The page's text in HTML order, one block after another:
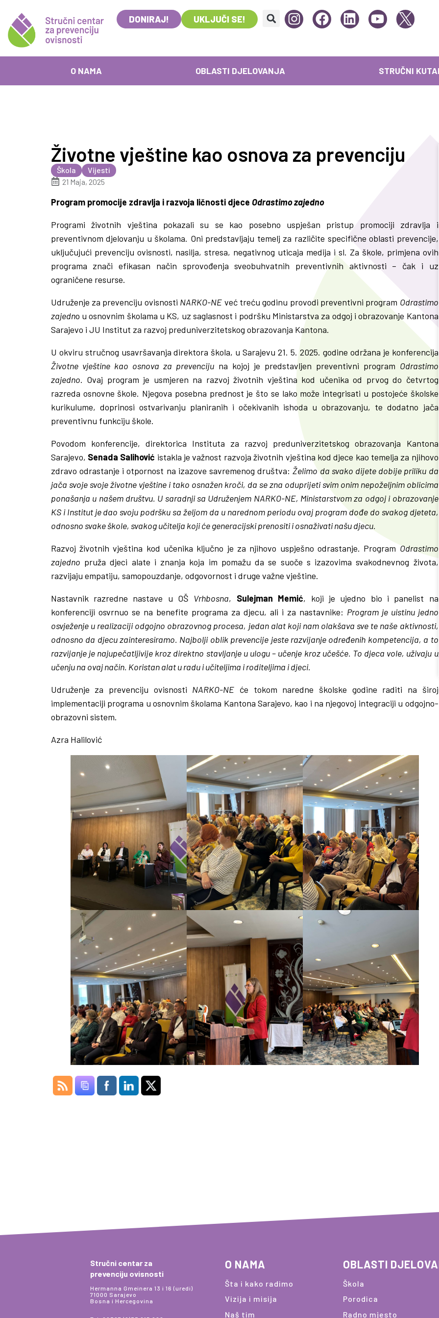
DONIRAJ! UKLJUČI SE!
O NAMA OBLASTI DJELOVANJA STRUČNI
Životne vještine kao osnova za prevenciju
Škola
Vijesti
21 Maja, 2025
Program promocije zdravlja i razvoja ličnosti djece Odrastimo zajedno
Programi životnih vještina pokazali su se kao posebno uspješan pristup promociji zdravlja i
preventivnom djelovanju u školama. Oni predstavljaju temelj za različite specifične oblasti prevencije,
uključujući prevenciju ovisnosti, nasilja, stresa, negativnog uticaja medija i sl. Za škole, primjena ovih
programa znači efikasan način sprovođenja sveobuhvatnih preventivnih aktivnosti – čak i uz
ograničene resurse.
Udruženje za prevenciju ovisnosti NARKO-NE već treću godinu provodi preventivni program Odrastimo
zajedno u osnovnim školama u KS, uz saglasnost i podršku Ministarstva za odgoj i obrazovanje Kantona
Sarajevo i JU Institut za razvoj preduniverzitetskog obrazovanja Kantona.
U okviru stručnog usavršavanja direktora škola, u Sarajevu 21. 5. 2025. godine održana je konferencija
Životne vještine kao osnova za prevencijuna kojoj je predstavljen preventivni program Odrastimo
zajedno. Ovaj program je usmjeren na razvoj životnih vještina kod učenika od prvog do četvrtog
razreda osnovne škole. Njegova posebna prednost je što se lako može integrisati u postojeće školske
kurikulume, doprinosi ostvarivanju planiranih i očekivanih ishoda u obrazovanju, te dodatno jača
preventivnu funkciju škole.
Povodom konferencije, direktorica Instituta za razvoj preduniverzitetskog obrazovanja Kantona
Sarajevo, Senada Salihović istakla je važnost razvoja životnih vještina kod djece kao temelja za njihovo
zdravo odrastanje i otpornost na izazove savremenog društva:Želimo da svako dijete dobije priliku da
jača svoje svoje životne vještine i tako osnažen kroči, da se zna oduprijeti svim onim nepoželjnim oblicima
ponašanja u našem društvu. U saradnji sa Udruženjem NARKO-NE, Ministarstvom za odgoj i obrazovanje
KS i Institut je dao svoju podršku sa željom da u narednom periodu ovaj program dođe do svakog djeteta,
odnosno svake škole, svakog učitelja koji će generacijski prenositi i osnaživati našu djecu.
Razvoj životnih vještina kod učenika ključno je za njihovo uspješno odrastanje. Program Odrastimo
zajedno pruža djeci alate i znanja koja im pomažu da se suoče s izazovima svakodnevnog života,
razvijaju empatiju, samopouzdanje, odgovornost i druge važne vještine.
Nastavnik razredne nastave u OŠ Vrhbosna, Sulejman Memić, koji je ujedno bio i panelist na
konferenciji osvrnuo se na benefite programa za djecu, ali i za nastavnike: Program je uistinu jedno
osvježenje u realizaciji odgojno obrazovnog procesa, jedan alat koji nam olakšava sve te naše aktivnosti,
odnosno da djecu zainteresiramo. Najbolji oblik prevencije jeste razvijanje određenih kompetencija, a to
razvijanje je najupečatljivije kroz direktno stavljanje u ulogu – učenje kroz učešće. To djeca vole, uživaju u
učenju na ovaj način. Koristan alat u radu i učiteljima i roditeljima i djeci.
Udruženje za prevenciju ovisnosti NARKO-NE će tokom naredne školske godine raditi na široj
implementaciji programa u osnovnim školama Kantona Sarajevo, kao i na njegovoj integraciji u odgojno-
obrazovni sistem.
Azra Halilović
Stručni centar za
prevenciju ovisnosti
Hermanna Gmeinera 13 i 16 (uredi)
71000 Sarajevo
Bosna i Hercegovina
O NAMA
Šta i kako radimo
Vizija i misija
Naš tim
OBLASTI
Škola
Porodica
Radno mjesto